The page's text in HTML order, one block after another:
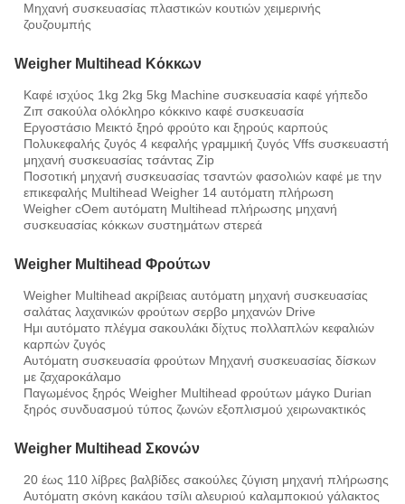
Μηχανή συσκευασίας πλαστικών κουτιών χειμερινής
ζουζουμπής
Weigher Multihead Κόκκων
Καφέ ισχύος 1kg 2kg 5kg Machine συσκευασία καφέ γήπεδο
Ζιπ σακούλα ολόκληρο κόκκινο καφέ συσκευασία
Εργοστάσιο Μεικτό ξηρό φρούτο και ξηρούς καρπούς
Πολυκεφαλής ζυγός 4 κεφαλής γραμμική ζυγός Vffs συσκευαστή
μηχανή συσκευασίας τσάντας Zip
Ποσοτική μηχανή συσκευασίας τσαντών φασολιών καφέ με την
επικεφαλής Multihead Weigher 14 αυτόματη πλήρωση
Weigher cOem αυτόματη Multihead πλήρωσης μηχανή
συσκευασίας κόκκων συστημάτων στερεά
Weigher Multihead Φρούτων
Weigher Multihead ακρίβειας αυτόματη μηχανή συσκευασίας
σαλάτας λαχανικών φρούτων σερβο μηχανών Drive
Ημι αυτόματο πλέγμα σακουλάκι δίχτυς πολλαπλών κεφαλιών
καρπών ζυγός
Αυτόματη συσκευασία φρούτων Μηχανή συσκευασίας δίσκων
με ζαχαροκάλαμο
Παγωμένος ξηρός Weigher Multihead φρούτων μάγκο Durian
ξηρός συνδυασμού τύπος ζωνών εξοπλισμού χειρωνακτικός
Weigher Multihead Σκονών
20 έως 110 λίβρες βαλβίδες σακούλες ζύγιση μηχανή πλήρωσης
Αυτόματη σκόνη κακάου τσίλι αλευριού καλαμποκιού γάλακτος